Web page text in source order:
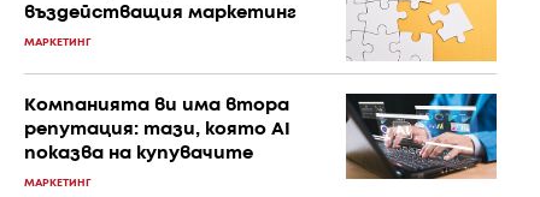
въздействащия маркетинг
МАРКЕТИНГ
Компанията ви има втора
репутация: тази, която AI
показва на купувачите
МАРКЕТИНГ